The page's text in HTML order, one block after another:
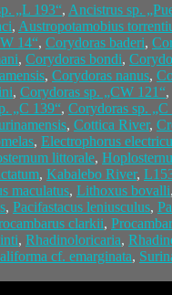
„L 193“, Ancistrus sp.
, Austropotamobius
14“, Corydoras baderi,
, Corydoras bondi,
, Corydoras nanus,
, Corydoras sp. „CW 121“,
„C 139“, Corydoras sp. „C
, Cottica River,
, Electrophorus
littorale,
, Kabalebo River,
maculatus, Lithoxus bovalli,
, Pacifastacus leniusculus,
clarkii,
, Rhadinoloricaria,
cf. emarginata,